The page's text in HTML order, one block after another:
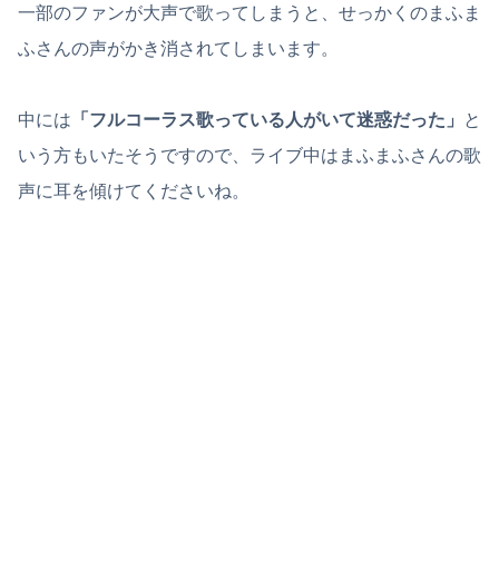
一部のファンが大声で歌ってしまうと、せっかくのまふま
ふさんの声がかき消されてしまいます。
中には 「フルコーラス歌っている人がいて迷惑だった」
と
いう方もいたそうですので、ライブ中はまふまふさんの歌
声に耳を傾けてくださいね。